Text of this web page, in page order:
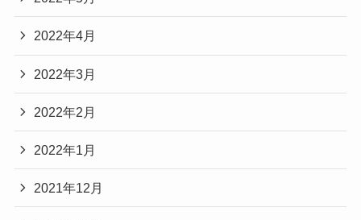
2022年4月
2022年3月
2022年2月
2022年1月
2021年12月